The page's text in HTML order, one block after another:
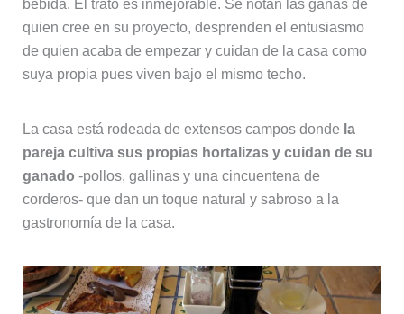
bebida. El trato es inmejorable. Se notan las ganas de
quien cree en su proyecto, desprenden el entusiasmo
de quien acaba de empezar y cuidan de la casa como
suya propia pues viven bajo el mismo techo.
La casa está rodeada de extensos campos donde la
pareja cultiva sus propias hortalizas y cuidan de su
ganado -pollos, gallinas y una cincuentena de
corderos- que dan un toque natural y sabroso a la
gastronomía de la casa.